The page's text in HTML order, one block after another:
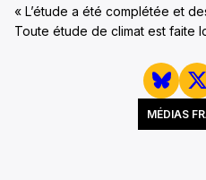
« L’étude a été complétée et
Toute étude de climat est faite
MÉDIAS